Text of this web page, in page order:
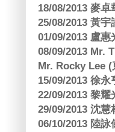
18/08/2013 麥
25/08/2013 黃
01/09/2013 盧
08/09/2013 Mr.
Mr. Rocky Lee
15/09/2013 徐
22/09/2013 黎
29/09/2013 沈
06/10/2013 陸